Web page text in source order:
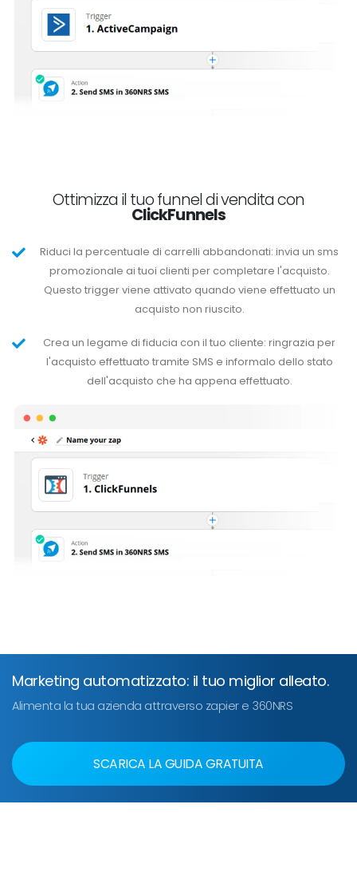
Ottimizza il tuo funnel di vendita con
ClickFunnels
Riduci la percentuale di carrelli abbandonati: invia un sms
promozionale ai tuoi clienti per completare l'acquisto.
Questo trigger viene attivato quando viene effettuato un
acquisto non riuscito.
Crea un legame di fiducia con il tuo cliente: ringrazia per
l'acquisto effettuato tramite SMS e informalo dello stato
dell'acquisto che ha appena effettuato.
Marketing automatizzato: il tuo miglior alleato.
Alimenta la tua azienda attraverso zapier e 360NRS
SCARICA LA GUIDA GRATUITA